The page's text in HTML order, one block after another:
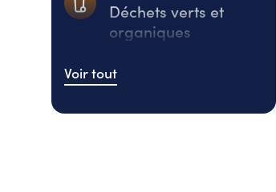
Déchets verts et
organiques
Voir tout